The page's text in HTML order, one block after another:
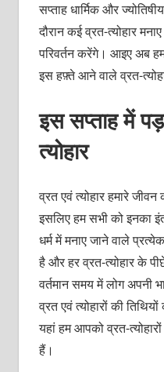
सप्ताह धार्मिक और
दौरान कई व्रत-त्योहार
परिवर्तन करेंगे। आइए अब
इस हफ़्ते आने वाले व्रत-
इस सप्ताह में
त्योहार
व्रत एवं त्योहार हमारे
इसलिए हम सभी को इनका
धर्म में मनाए जाने वाले
है और हर व्रत-त्योहार के
वर्तमान समय में लोग अपनी
व्रत एवं त्योहारों की
यहां हम आपको व्रत-
हैं।